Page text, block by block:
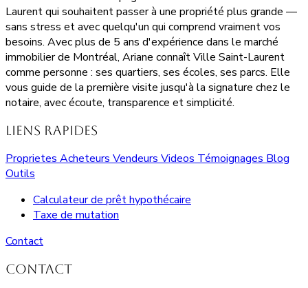
Laurent qui souhaitent passer à une propriété plus grande —
sans stress et avec quelqu'un qui comprend vraiment vos
besoins. Avec plus de 5 ans d'expérience dans le marché
immobilier de Montréal, Ariane connaît Ville Saint-Laurent
comme personne : ses quartiers, ses écoles, ses parcs. Elle
vous guide de la première visite jusqu'à la signature chez le
notaire, avec écoute, transparence et simplicité.
Liens rapides
Proprietes Acheteurs Vendeurs Videos Témoignages Blog
Outils
Calculateur de prêt hypothécaire
Taxe de mutation
Contact
Contact